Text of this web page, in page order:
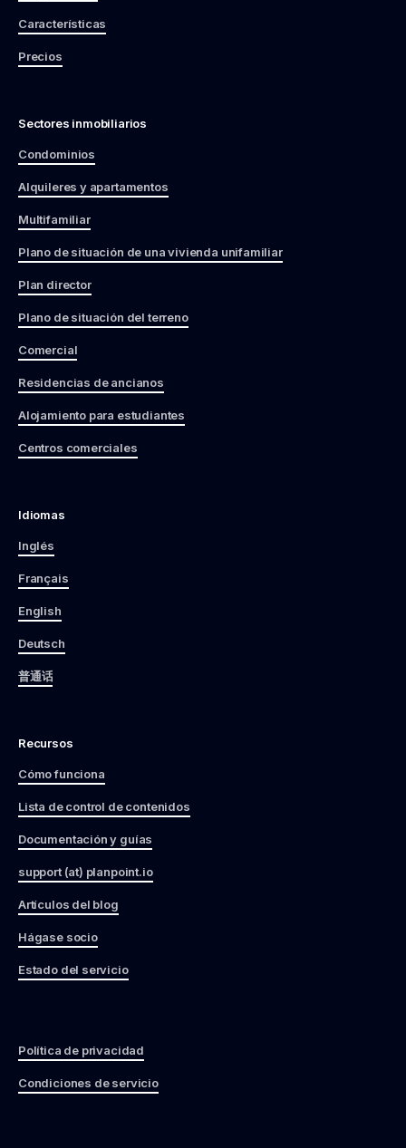
Características
Precios
Sectores inmobiliarios
Condominios
Alquileres y apartamentos
Multifamiliar
Plano de situación de una vivienda unifamiliar
Plan director
Plano de situación del terreno
Comercial
Residencias de ancianos
Alojamiento para estudiantes
Centros comerciales
Idiomas
Inglés
Français
English
Deutsch
普通话
Recursos
Cómo funciona
Lista de control de contenidos
Documentación y guías
support (at) planpoint.io
Artículos del blog
Hágase socio
Estado del servicio
Política de privacidad
Condiciones de servicio